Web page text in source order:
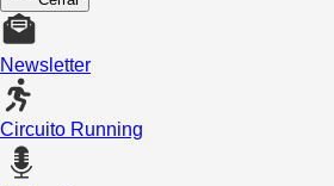
Newsletter
Circuito Running